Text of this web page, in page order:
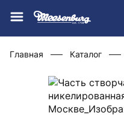
Главная Каталог